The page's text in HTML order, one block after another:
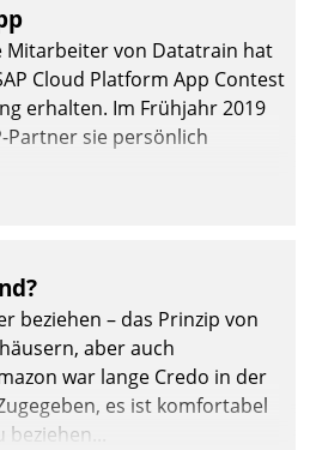
Mitarbeiter von Datatrain hat
Cloud Platform App Contest
erhalten. Im Frühjahr 2019
Partner sie persönlich
beziehen – das Prinzip von
aber auch
war lange Credo in der
es ist komfortabel